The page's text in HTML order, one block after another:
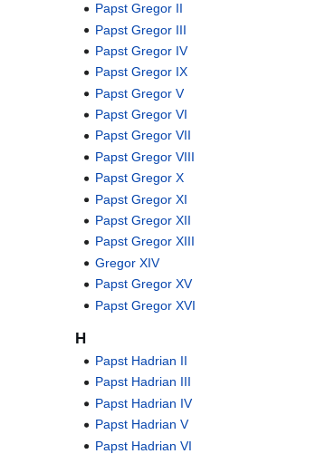
Papst Gregor II
Papst Gregor III
Papst Gregor IV
Papst Gregor IX
Papst Gregor V
Papst Gregor VI
Papst Gregor VII
Papst Gregor VIII
Papst Gregor X
Papst Gregor XI
Papst Gregor XII
Papst Gregor XIII
Gregor XIV
Papst Gregor XV
Papst Gregor XVI
H
Papst Hadrian II
Papst Hadrian III
Papst Hadrian IV
Papst Hadrian V
Papst Hadrian VI